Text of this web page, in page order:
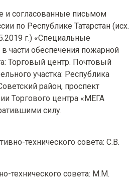
и согласованные письмом
по Республике Татарстан (исх.
г.) «Специальные
в части обеспечения пожарной
Торговый центр. Почтовый
участка: Республика
район, проспект
Торгового центра «МЕГА
силу.
технического совета: С.В.
технического совета: М.М.